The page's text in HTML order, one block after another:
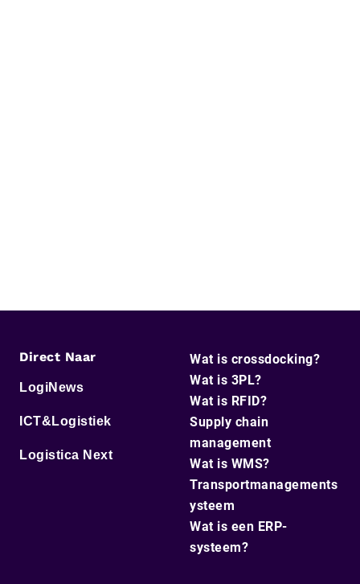
Direct Naar
LogiNews
ICT&Logistiek
Logistica Next
Wat is crossdocking?
Wat is 3PL?
Wat is RFID?
Supply chain
management
Wat is WMS?
Transportmanagements
ysteem
Wat is een ERP-
systeem?